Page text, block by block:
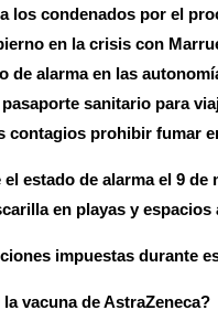
los condenados por el
en la crisis con
de alarma en las
sanitario para
contagios prohibir fumar
estado de alarma el 9 de
en playas y espacios
impuestas durante
vacuna de AstraZeneca?